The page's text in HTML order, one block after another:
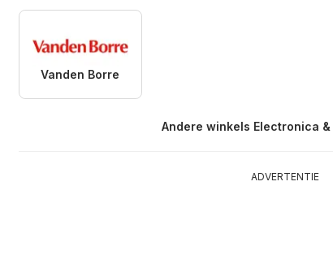
Vanden Borre
Andere winkels Electronica
ADVERTENTIE